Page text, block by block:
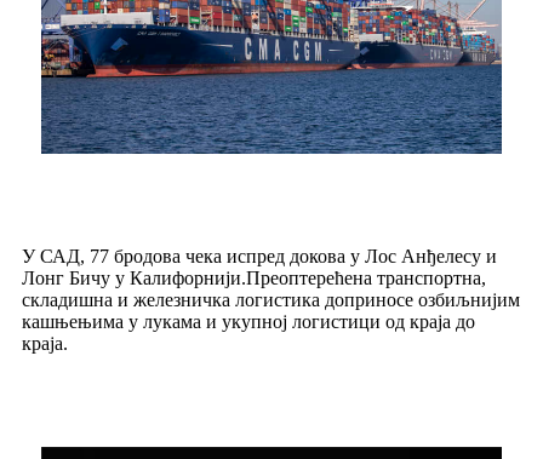
У САД, 77 бродова чека испред докова у Лос Анђелесу и
Лонг Бичу у Калифорнији.Преоптерећена транспортна,
складишна и железничка логистика доприносе озбиљнијим
кашњењима у лукама и укупној логистици од краја до
краја.